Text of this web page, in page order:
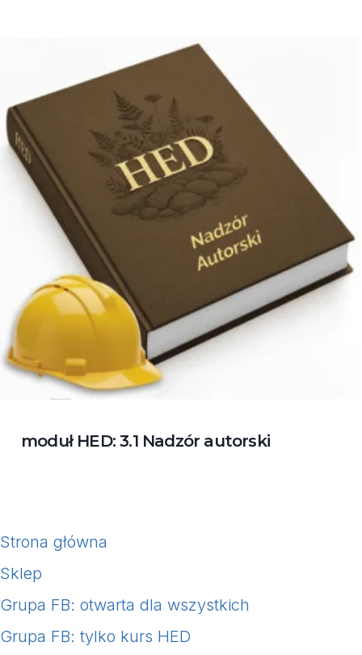
moduł HED: 3.1 Nadzór autorski
Strona główna
Sklep
Grupa FB: otwarta dla wszystkich
Grupa FB: tylko kurs HED